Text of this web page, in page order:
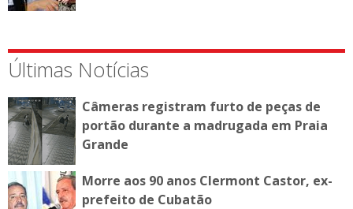
Últimas Notícias
Câmeras registram furto de peças de
portão durante a madrugada em Praia
Grande
Morre aos 90 anos Clermont Castor, ex-
prefeito de Cubatão